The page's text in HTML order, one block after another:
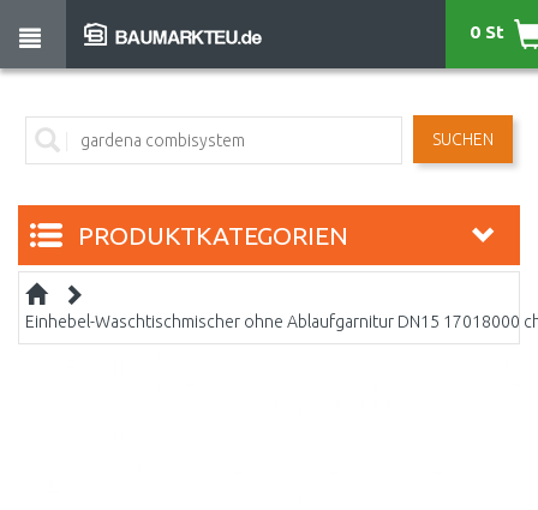
SUCHEN
0 St
PRODUKTKATEGORIEN
Einhebel-Waschtischmischer ohne Ablaufgarnitur DN15 17018000